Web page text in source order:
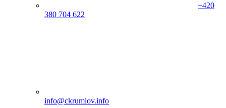
+420
380 704 622
info@ckrumlov.info